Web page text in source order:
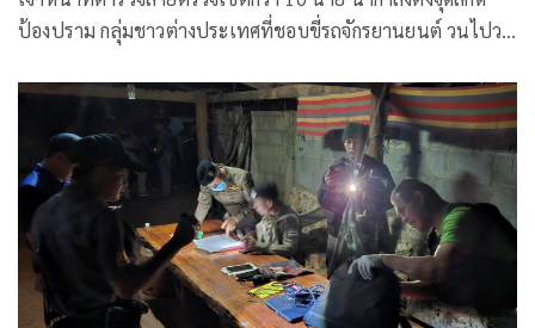
ป้องปราม กลุ่มชาวต่างประเทศที่ชอบขี่รถจักรยานยนต์ วนไปวน